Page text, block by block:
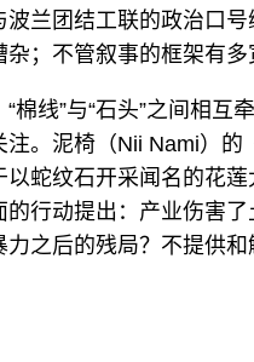
波兰团结工联的政治口
杂；不管叙事的框架有多
“棉线”与“石头”之间相
注。泥椅（Nii Nami）的
以蛇纹石开采闻名的花
的行动提出：产业伤害
力之后的残局？不提供和